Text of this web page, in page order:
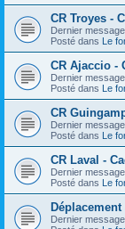
CR Troyes -
Dernier
Posté dans Le
CR Ajaccio -
Dernier
Posté dans Le
CR
Dernier
Posté dans Le
CR Laval -
Dernier
Posté dans Le
Dernier